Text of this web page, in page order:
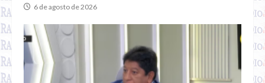
6 de agosto de 2026